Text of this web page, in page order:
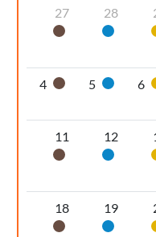
27
Organico umido
28
Carta
4 Organico umido
5 Carta
6
11
Organico umido
12
Carta
18
Organico umido
19
Carta